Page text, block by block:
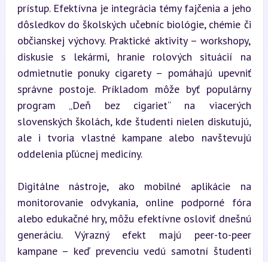
prístup. Efektívna je integrácia témy fajčenia a jeho
dôsledkov do školských učebníc biológie, chémie či
občianskej výchovy. Praktické aktivity – workshopy,
diskusie s lekármi, hranie rolových situácií na
odmietnutie ponuky cigarety – pomáhajú upevniť
správne postoje. Príkladom môže byť populárny
program „Deň bez cigariet“ na viacerých
slovenských školách, kde študenti nielen diskutujú,
ale i tvoria vlastné kampane alebo navštevujú
oddelenia pľúcnej medicíny.
Digitálne nástroje, ako mobilné aplikácie na
monitorovanie odvykania, online podporné fóra
alebo edukačné hry, môžu efektívne osloviť dnešnú
generáciu. Výrazný efekt majú peer-to-peer
kampane – keď prevenciu vedú samotní študenti